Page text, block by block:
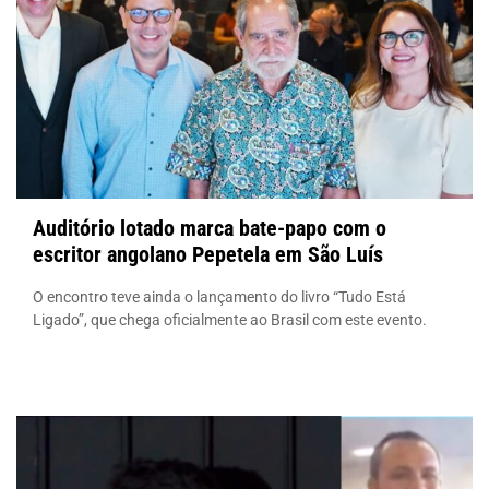
Auditório lotado marca bate-papo com o
escritor angolano Pepetela em São Luís
O encontro teve ainda o lançamento do livro “Tudo Está
Ligado”, que chega oficialmente ao Brasil com este evento.